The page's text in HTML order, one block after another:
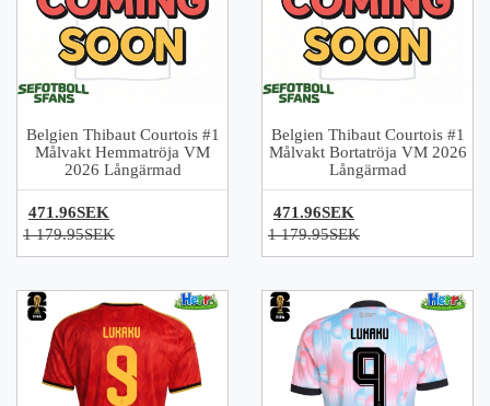
Belgien Thibaut Courtois #1
Målvakt Hemmatröja VM
2026 Långärmad
471.96SEK
1 179.95SEK
Belgien Thibaut Courtois #1
Målvakt Bortatröja VM 2026
Långärmad
471.96SEK
1 179.95SEK